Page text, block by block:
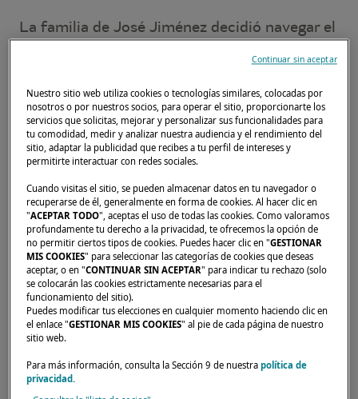
La familia de José Jiménez decidió navegar el
Como grandes navegantes, él y toda su
familia, no temen la aventura.
Así que fue en Puerto Natales donde
alquilaron unLagoon 42, Isla Jechica III
Nuestro sitio web utiliza cookies o tecnologías similares, colocadas por
nosotros o por nuestros socios, para operar el sitio, proporcionarte los
servicios que solicitas, mejorar y personalizar sus funcionalidades para
tu comodidad, medir y analizar nuestra audiencia y el rendimiento del
sitio, adaptar la publicidad que recibes a tu perfil de intereses y
permitirte interactuar con redes sociales.
Cuando visitas el sitio, se pueden almacenar datos en tu navegador o
recuperarse de él, generalmente en forma de cookies. Al hacer clic en
"ACEPTAR TODO", aceptas el uso de todas las cookies. Como valoramos
profundamente tu derecho a la privacidad, te ofrecemos la opción de
no permitir ciertos tipos de cookies. Puedes hacer clic en "GESTIONAR
MIS COOKIES" para seleccionar las categorías de cookies que deseas
aceptar, o en "CONTINUAR SIN ACEPTAR" para indicar tu rechazo (solo
se colocarán las cookies estrictamente necesarias para el
funcionamiento del sitio).
Puedes modificar tus elecciones en cualquier momento haciendo clic en
el enlace "GESTIONAR MIS COOKIES" al pie de cada página de nuestro
sitio web.
Para más información, consulta la Sección 9 de nuestrapolítica de
privacidad.
Continuar sin aceptar